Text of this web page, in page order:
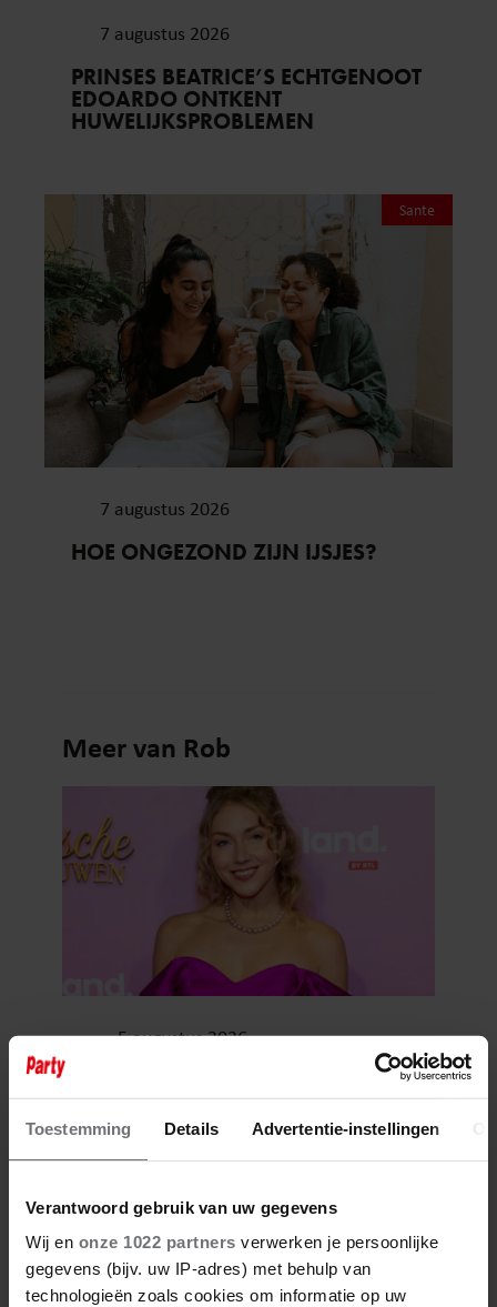
Toestemming Details Advertentie-instellingen
Verantwoord gebruik van uw gegevens
Wij en onze 1022 partners verwerken je persoonlijke
gegevens (bijv. uw IP-adres) met behulp van
technologieën zoals cookies om informatie op uw
7 augustus 2026
PRINSES BEATRICE’S ECHTGENOOT
EDOARDO ONTKENT
HUWELIJKSPROBLEMEN
Sante
7 augustus 2026
HOE ONGEZOND ZIJN IJSJES?
Meer van Rob
5 augustus 2026
JAMIE? WONING IN
HILVERSUM STAAT NOG ALTIJD